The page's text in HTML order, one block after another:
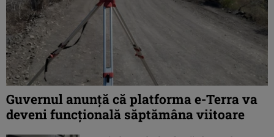
Guvernul anunță că platforma e-Terra va
deveni funcţională săptămâna viitoare